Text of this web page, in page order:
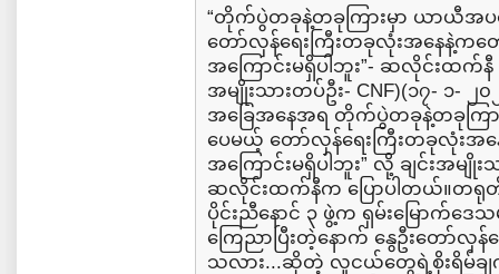
“တိုက်ပွဲတခုနဲ့တခုကြားမှာ ယာယီအပ
တော်လှန်ရေးကြီးတခုလုံးအနေနဲ့ကတေ
အကြောင်းမရှိပါဘူး”- ဆလိုင်းထက်နီ (
အမျိုးသားတပ်ဦး- CNF)(၁၇- ၁- ၂
အခြေအနေအရ တိုက်ပွဲတခုနဲ့တခုကြာ
ပေမယ့် တော်လှန်ရေးကြီးတခုလုံးအန
အကြောင်းမရှိပါဘူး” လို့ ချင်းအမျိုး
ဆလိုင်းထက်နီက ပြောပါတယ်။တရုတ်
ပိုင်းညီနောင် ၃ ဖွဲ့က ရှမ်းမြောက်
ကြေညာပြီးတဲ့နောက် နွေဦးတော်လှ
သလား...ဆိုတဲ့ လူငယ်တွေရဲ့စိုးရိမ်ချ